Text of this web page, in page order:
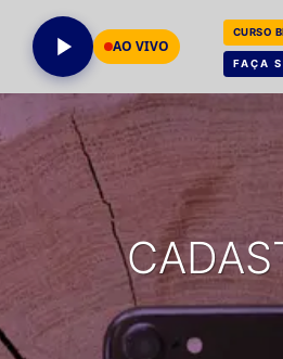
AO VIVO
CURSO
FAÇA